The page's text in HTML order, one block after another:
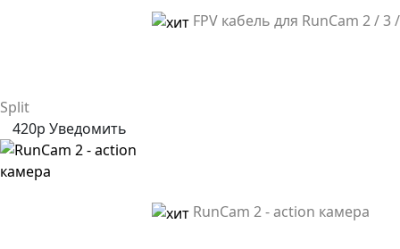
FPV кабель для RunCam 2 / 3 /
Split
420р Уведомить
RunCam 2 - action камера